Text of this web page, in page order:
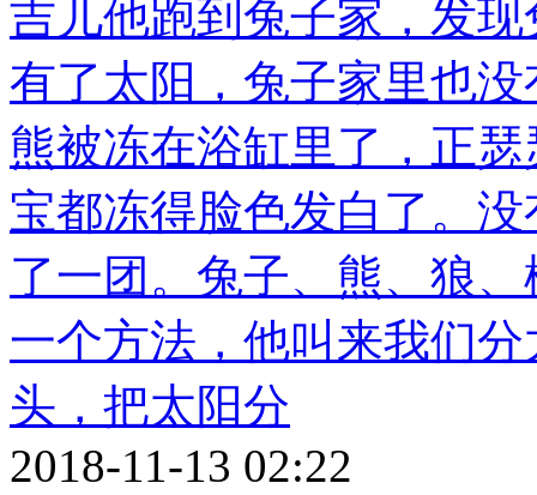
吉儿他跑到兔子家，发
有了太阳，兔子家里也
熊被冻在浴缸里了，正
宝都冻得脸色发白了。
了一团。兔子、熊、狼
一个方法，他叫来我们
头，把太阳分
2018-11-13 02:22